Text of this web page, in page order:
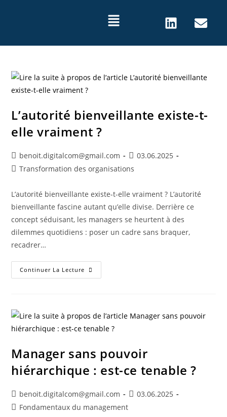
L’autorité bienveillante existe-t-
elle vraiment ?
benoit.digitalcom@gmail.com
03.06.2025
Transformation des organisations
L’autorité bienveillante existe-t-elle vraiment ? L’autorité
bienveillante fascine autant qu’elle divise. Derrière ce
concept séduisant, les managers se heurtent à des
dilemmes quotidiens : poser un cadre sans braquer,
recadrer…
Continuer La Lecture
Manager sans pouvoir
hiérarchique : est-ce tenable ?
benoit.digitalcom@gmail.com
03.06.2025
Fondamentaux du management